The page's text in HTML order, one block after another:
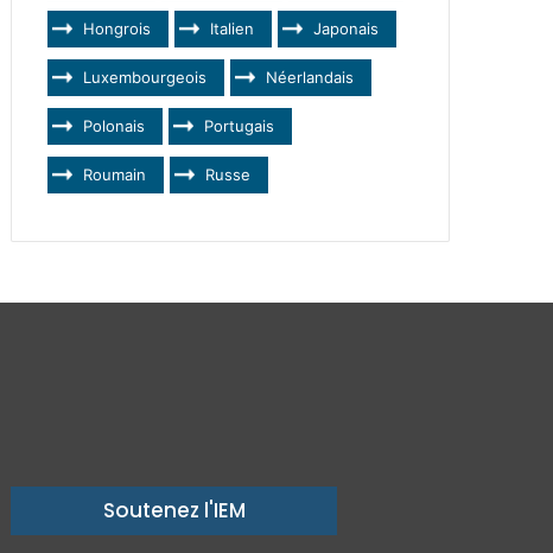
Hongrois Italien Japonais
Luxembourgeois Néerlandais
Polonais Portugais
Roumain Russe
Soutenez l'IEM